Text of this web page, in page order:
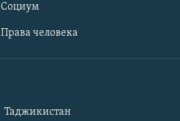
Социум
Права человека
Таджикистан